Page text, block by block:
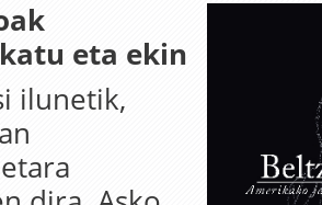
eta ekin
ilunetik,